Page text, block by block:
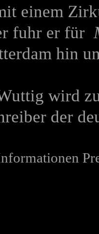
einem
fuhr er für
hin
wird
der